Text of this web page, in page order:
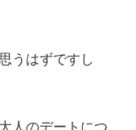
うはずですし